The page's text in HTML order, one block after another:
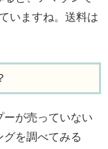
いますね。送料は
ーが売っていない
を調べてみる